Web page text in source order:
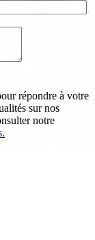
répondre à votre
sur nos
notre